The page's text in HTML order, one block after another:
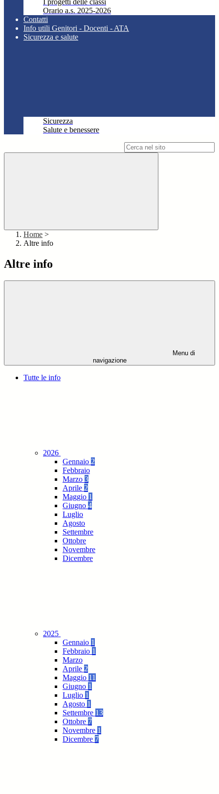
I progetti delle classi
Orario a.s. 2025-2026
Contatti
Info utili Genitori - Docenti - ATA
Sicurezza e salute
Sicurezza
Salute e benessere
Home >
Altre info
Altre info
Menu di
navigazione
Tutte le info
2026
Gennaio 2
Febbraio
Marzo 3
Aprile 2
Maggio 1
Giugno 4
Luglio
Agosto
Settembre
Ottobre
Novembre
Dicembre
2025
Gennaio 1
Febbraio 1
Marzo
Aprile 2
Maggio 11
Giugno 1
Luglio 1
Agosto 1
Settembre 13
Ottobre 7
Novembre 1
Dicembre 7